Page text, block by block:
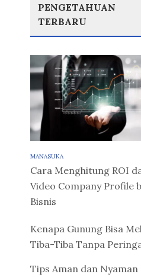
PENGETAHUAN
TERBARU
MANASUKA
Cara Menghitung ROI
Video Company Profile
Bisnis
Kenapa Gunung Bisa
Tiba-Tiba Tanpa
Tips Aman dan Nyaman